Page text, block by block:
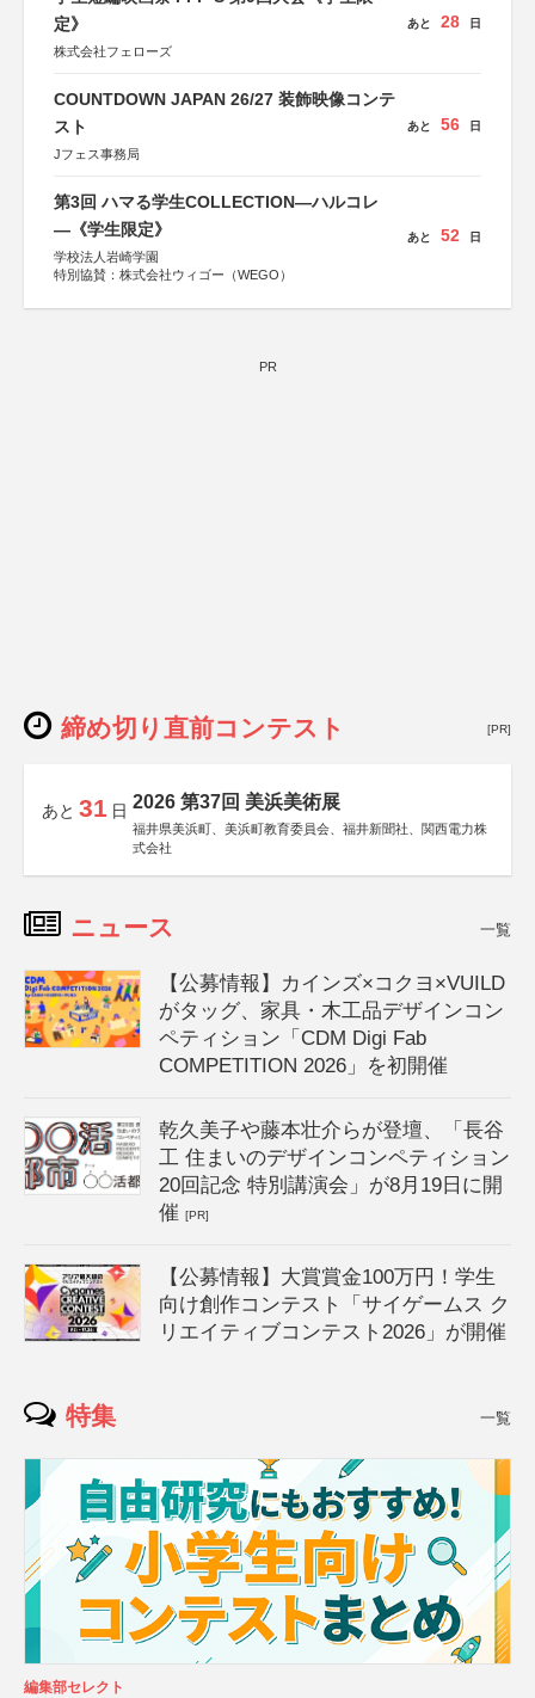
定》
株式会社フェローズ
あと 28 日
COUNTDOWN JAPAN 26/27 装飾映像コンテ
スト
Jフェス事務局
あと 56 日
第3回 ハマる学生COLLECTION―ハルコレ
―《学生限定》
学校法人岩崎学園
特別協賛：株式会社ウィゴー（WEGO）
あと 52 日
PR
締め切り直前コンテスト [PR]
あと 31 日 2026 第37回 美浜美術展
福井県美浜町、美浜町教育委員会、福井新聞社、関西電力株
式会社
ニュース 一覧
【公募情報】カインズ×コクヨ×VUILD
がタッグ、家具・木工品デザインコン
ペティション「CDM Digi Fab
COMPETITION 2026」を初開催
乾久美子や藤本壮介らが登壇、「長谷
工 住まいのデザインコンペティション
20回記念 特別講演会」が8月19日に開
催[PR]
【公募情報】大賞賞金100万円！学生
向け創作コンテスト「サイゲームス ク
リエイティブコンテスト2026」が開催
特集 一覧
編集部セレクト